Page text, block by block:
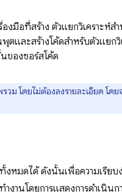
องมือที่สร้าง ตัวแยกวิเคราะห์ส
และสร้างโค้ดสำหรับตัวแยกวิ
ของซอร์สโค้ด
ม โดยไม่ต้องลงรายละเอียด โดย
หมดได้ ดังนั้นเพื่อความเรีย
านโดยการแสดงการดำเนิน